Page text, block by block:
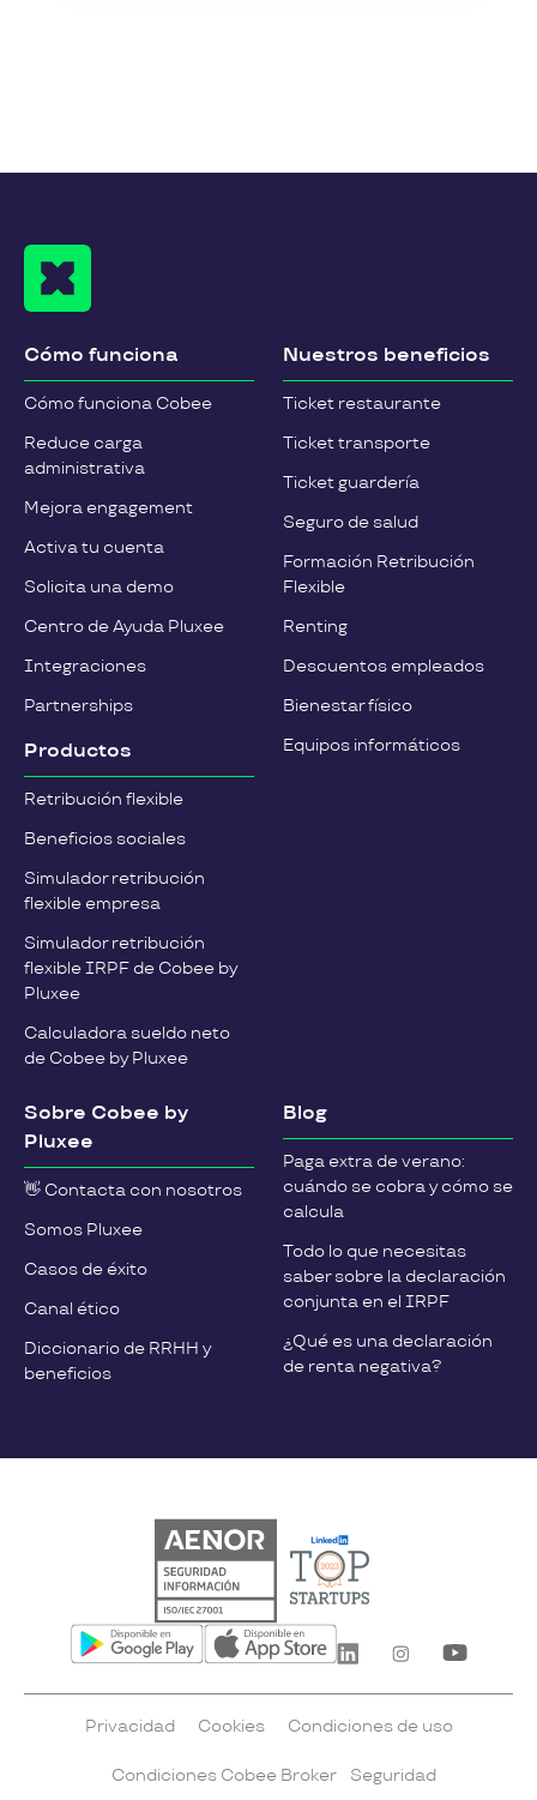
Cómo funciona
Cómo funciona Cobee
Reduce carga
administrativa
Mejora engagement
Activa tu cuenta
Solicita una demo
Centro de Ayuda Pluxee
Integraciones
Partnerships
Productos
Retribución flexible
Beneficios sociales
Simulador retribución
flexible empresa
Simulador retribución
flexible IRPF de Cobee by
Pluxee
Calculadora sueldo neto
de Cobee by Pluxee
Nuestros beneficios
Ticket restaurante
Ticket transporte
Ticket guardería
Seguro de salud
Formación Retribución
Flexible
Renting
Descuentos empleados
Bienestar físico
Equipos informáticos
Sobre Cobee by
Pluxee
👋 Contacta con nosotros
Somos Pluxee
Casos de éxito
Canal ético
Diccionario de RRHH y
beneficios
Blog
Paga extra de verano:
cuándo se cobra y cómo se
calcula
Todo lo que necesitas
saber sobre la declaración
conjunta en el IRPF
¿Qué es una declaración
de renta negativa?
Privacidad Cookies Condiciones de uso
Condiciones Cobee Broker Seguridad